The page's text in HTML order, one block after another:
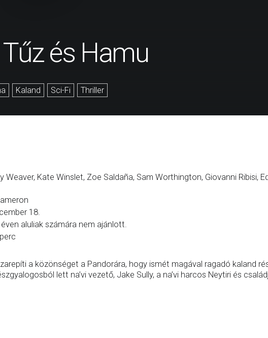
és Hamu
Kaland Sci-Fi Thriller
Weaver, Kate Winslet, Zoe Saldaña, Sam Worthington, Giovanni Ribisi,
18.
aluliak számára nem ajánlott.
a közönséget a Pandorára, hogy ismét magával ragadó kaland
lett na’vi vezető, Jake Sully, a na’vi harcos Neytiri és